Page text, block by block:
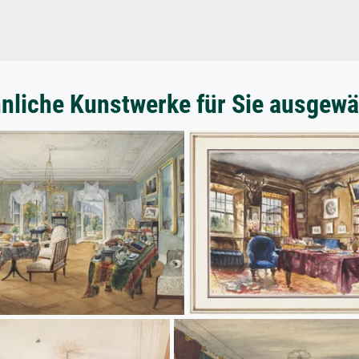
Kunstwerke für Sie